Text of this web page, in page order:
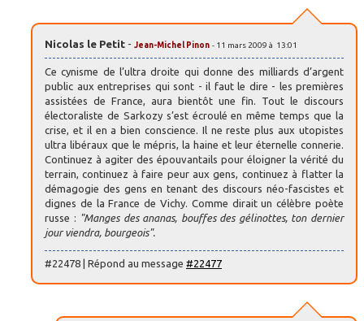
Nicolas le Petit - Jean-Michel Pinon - 11 mars 2009 à 13:01
Ce cynisme de l’ultra droite qui donne des milliards d’argent
public aux entreprises qui sont - il faut le dire - les premières
assistées de France, aura bientôt une fin. Tout le discours
électoraliste de Sarkozy s’est écroulé en même temps que la
crise, et il en a bien conscience. Il ne reste plus aux utopistes
ultra libéraux que le mépris, la haine et leur éternelle connerie.
Continuez à agiter des épouvantails pour éloigner la vérité du
terrain, continuez à faire peur aux gens, continuez à flatter la
démagogie des gens en tenant des discours néo-fascistes et
dignes de la France de Vichy. Comme dirait un célèbre poète
russe : "Manges des ananas, bouffes des gélinottes, ton dernier
jour viendra, bourgeois".
#22478 | Répond au message #22477